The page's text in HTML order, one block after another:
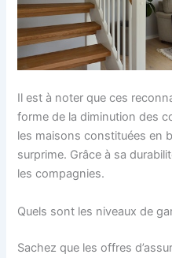
Il est à noter que ces
forme de la diminution des
les maisons constituées en
surprime. Grâce à sa
les compagnies.
Quels sont les niveaux de
Sachez que les offres